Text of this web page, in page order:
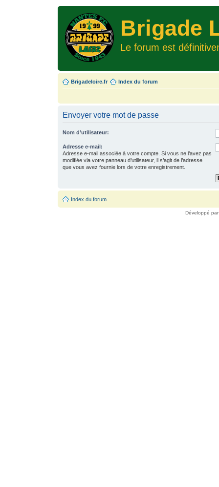
Brigade
Le forum est
Brigadeloire.fr Index du forum
Envoyer votre mot de passe
Nom d’utilisateur:
Adresse e-mail:
Adresse e-mail associée à votre compte. Si vous ne l’avez pas
modifiée via votre panneau d’utilisateur, il s’agit de l’adresse
que vous avez fournie lors de votre enregistrement.
Index du forum
Développé